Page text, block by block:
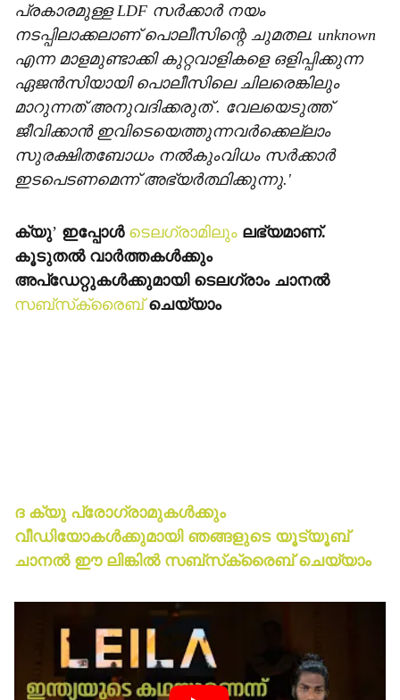
പ്രകാരമുള്ള LDF സര്‍ക്കാര്‍ നയം
നടപ്പിലാക്കലാണ് പൊലീസിന്റെ ചുമതല. unknown
എന്ന മാളമുണ്ടാക്കി കുറ്റവാളികളെ ഒളിപ്പിക്കുന്ന
ഏജന്‍സിയായി പൊലീസിലെ ചിലരെങ്കിലും
മാറുന്നത് അനുവദിക്കരുത് . വേലയെടുത്ത്
ജീവിക്കാന്‍ ഇവിടെയെത്തുന്നവര്‍ക്കെല്ലാം
സുരക്ഷിതബോധം നല്‍കുംവിധം സര്‍ക്കാര്‍
ഇടപെടണമെന്ന് അഭ്യര്‍ത്ഥിക്കുന്നു.'
ക്യു’ ഇപ്പോള്‍ ടെലഗ്രാമിലും ലഭ്യമാണ്.
കൂടുതല്‍ വാര്‍ത്തകള്‍ക്കും
അപ്‌ഡേറ്റുകള്‍ക്കുമായി ടെലഗ്രാം ചാനല്‍
സബ്‌സ്‌ക്രൈബ് ചെയ്യാം
ദ ക്യു പ്രോഗ്രാമുകള്‍ക്കും
വീഡിയോകള്‍ക്കുമായി ഞങ്ങളുടെ യൂട്യൂബ്
ചാനല്‍ ഈ ലിങ്കില്‍ സബ്‌സ്‌ക്രൈബ് ചെയ്യാം